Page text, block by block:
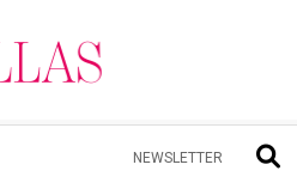
NEWSLETTER